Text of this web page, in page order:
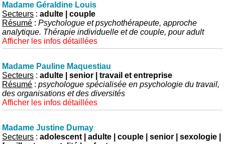
Madame Géraldine Louis
Secteurs :adulte | couple
Résumé :Psychologue et psychothérapeute, approche
analytique. Thérapie individuelle et de couple, pour adult
Afficher les infos détaillées
Madame Pauline Maquestiau
Secteurs :adulte | senior | travail et entreprise
Résumé :psychologue spécialisée en psychologie du travail,
des organisations et des diversités
Afficher les infos détaillées
Madame Justine Dumay
Secteurs :adolescent | adulte | couple | senior | sexologie |